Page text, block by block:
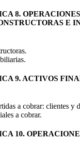
8.
E
9. ACTIVOS
a cobrar: clientes y
a cobrar.
10.